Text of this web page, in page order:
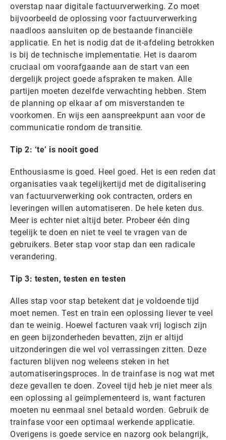
overstap naar digitale factuurverwerking. Zo moet
bijvoorbeeld de oplossing voor factuurverwerking
naadloos aansluiten op de bestaande financiële
applicatie. En het is nodig dat de it-afdeling betrokken
is bij de technische implementatie. Het is daarom
cruciaal om voorafgaande aan de start van een
dergelijk project goede afspraken te maken. Alle
partijen moeten dezelfde verwachting hebben. Stem
de planning op elkaar af om misverstanden te
voorkomen. En wijs een aanspreekpunt aan voor de
communicatie rondom de transitie.
Tip 2: ‘te’ is nooit goed
Enthousiasme is goed. Heel goed. Het is een reden dat
organisaties vaak tegelijkertijd met de digitalisering
van factuurverwerking ook contracten, orders en
leveringen willen automatiseren. De hele keten dus.
Meer is echter niet altijd beter. Probeer één ding
tegelijk te doen en niet te veel te vragen van de
gebruikers. Beter stap voor stap dan een radicale
verandering.
Tip 3: testen, testen en testen
Alles stap voor stap betekent dat je voldoende tijd
moet nemen. Test en train een oplossing liever te veel
dan te weinig. Hoewel facturen vaak vrij logisch zijn
en geen bijzonderheden bevatten, zijn er altijd
uitzonderingen die wel vol verrassingen zitten. Deze
facturen blijven nog weleens steken in het
automatiseringsproces. In de trainfase is nog wat met
deze gevallen te doen. Zoveel tijd heb je niet meer als
een oplossing al geïmplementeerd is, want facturen
moeten nu eenmaal snel betaald worden. Gebruik de
trainfase voor een optimaal werkende applicatie.
Overigens is goede service en nazorg ook belangrijk,